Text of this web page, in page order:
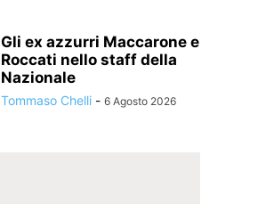
Gli ex azzurri Maccarone e
Roccati nello staff della
Nazionale
Tommaso Chelli - 6 Agosto 2026